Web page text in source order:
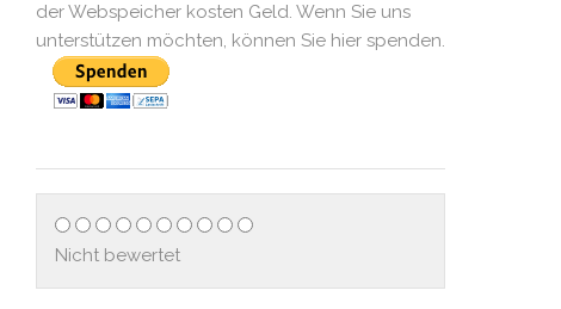
der Webspeicher kosten Geld. Wenn Sie uns
unterstützen möchten, können Sie hier spenden.
Nicht bewertet